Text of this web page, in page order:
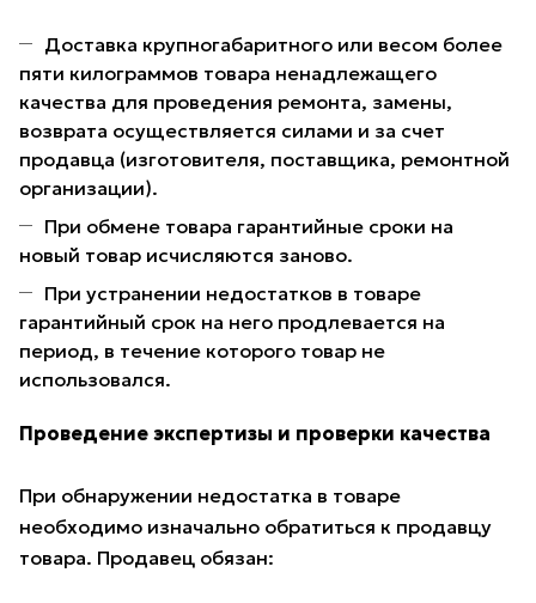
Доставка крупногабаритного или весом более
пяти килограммов товара ненадлежащего
качества для проведения ремонта, замены,
возврата осуществляется силами и за счет
продавца (изготовителя, поставщика, ремонтной
организации).
При обмене товара гарантийные сроки на
новый товар исчисляются заново.
При устранении недостатков в товаре
гарантийный срок на него продлевается на
период, в течение которого товар не
использовался.
Проведение экспертизы и проверки качества
При обнаружении недостатка в товаре
необходимо изначально обратиться к продавцу
товара. Продавец обязан: